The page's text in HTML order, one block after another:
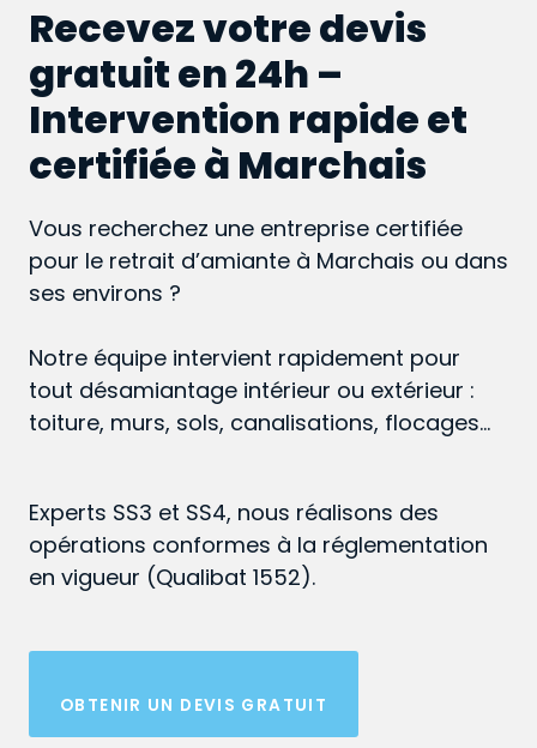
Recevez votre devis
gratuit en 24h –
Intervention rapide et
certifiée à Marchais
Vous recherchez une entreprise certifiée
pour le retrait d’amiante à Marchais ou dans
ses environs ?
Notre équipe intervient rapidement pour
tout désamiantage intérieur ou extérieur :
toiture, murs, sols, canalisations, flocages…
Experts SS3 et SS4, nous réalisons des
opérations conformes à la réglementation
en vigueur (Qualibat 1552).
OBTENIR UN DEVIS GRATUIT